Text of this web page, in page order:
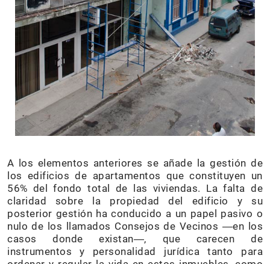
A los elementos anteriores se añade la gestión de
los edificios de apartamentos que constituyen un
56% del fondo total de las viviendas. La falta de
claridad sobre la propiedad del edificio y su
posterior gestión ha conducido a un papel pasivo o
nulo de los llamados Consejos de Vecinos ―en los
casos donde existan―, que carecen de
instrumentos y personalidad jurídica tanto para